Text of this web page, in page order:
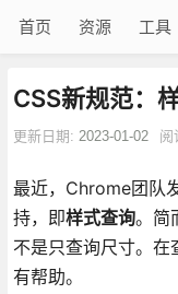
首页 资源 工具
CSS新规范：
更新日期: 2023-01-02 阅
最近，Chrome团队
持，即样式查询。简
不是只查询尺寸。在
有帮助。